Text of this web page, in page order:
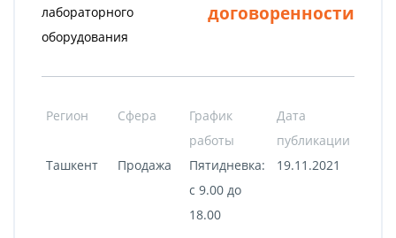
лабораторного
оборудования
договоренности
Регион Сфера
График
работы
Дата
публикации
Ташкент
Продажа
Пятидневка:
с 9.00 до
18.00
19.11.2021